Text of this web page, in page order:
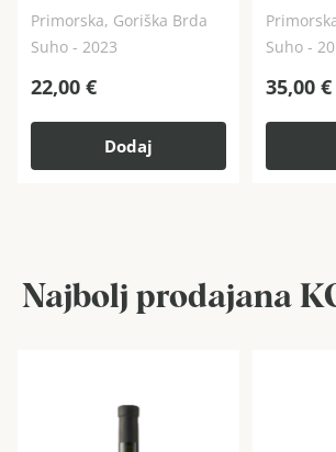
Primorska, Goriška Brda
Suho - 2023
22,00 €
Dodaj
Suho -
35,00 €
Najbolj prodajana